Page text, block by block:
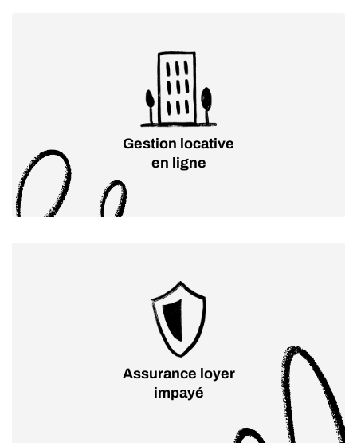
Gestion locative
en ligne
Assurance loyer
impayé